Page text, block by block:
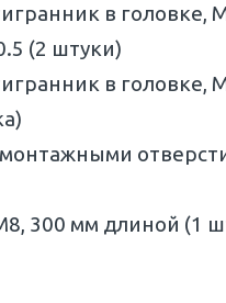
в головке,
(2 штуки)
в головке,
300 мм длиной (1